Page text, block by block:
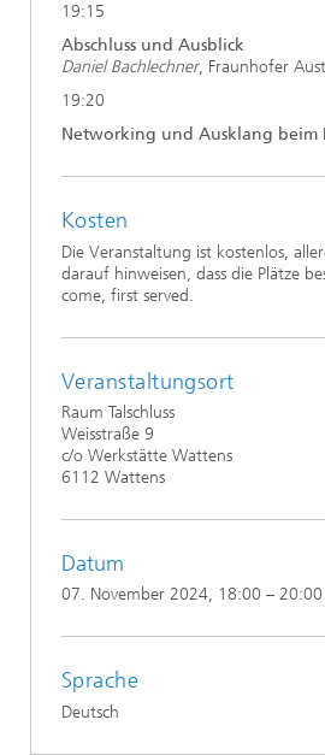
19:15
Abschluss und Ausblick
Daniel Bachlechner, Fraunhofer
19:20
Networking und Ausklang beim
Kosten
Die Veranstaltung ist kostenlos,
darauf hinweisen, dass die Plätze
come, first served.
Veranstaltungsort
Raum Talschluss
Weisstraße 9
c/o Werkstätte Wattens
6112 Wattens
Datum
07. November 2024, 18:00 – 20:00
Sprache
Deutsch